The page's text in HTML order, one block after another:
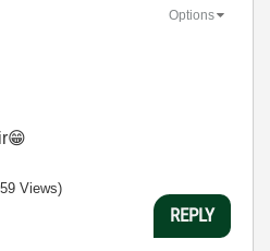
Options
😁
Views)
REPLY